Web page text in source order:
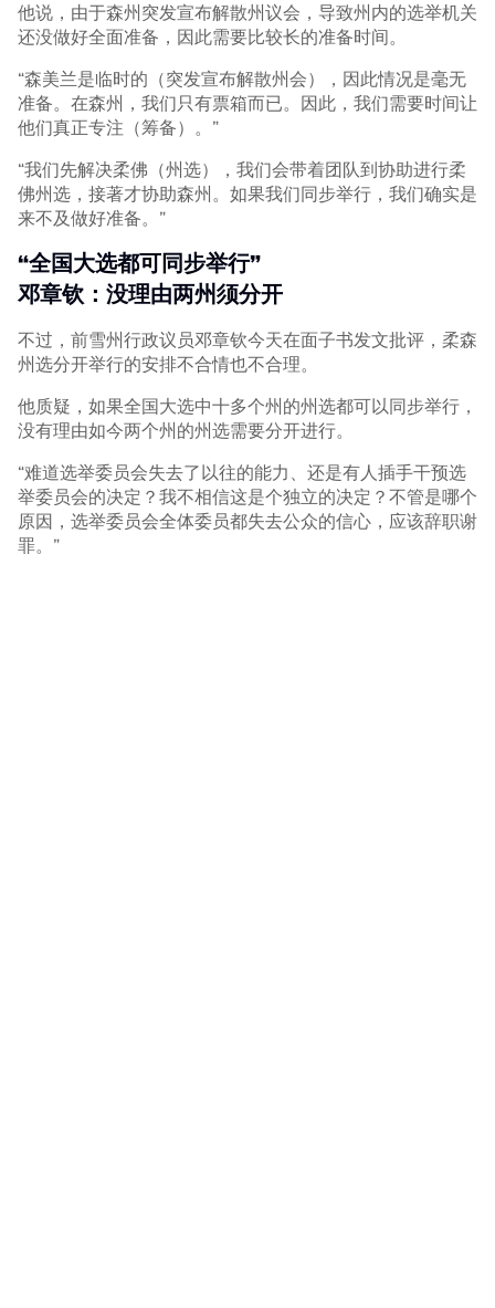
他说，由于森州突发宣布解散州议会，导致州内的选举机关
还没做好全面准备，因此需要比较长的准备时间。
“森美兰是临时的（突发宣布解散州会），因此情况是毫无
准备。在森州，我们只有票箱而已。因此，我们需要时间让
他们真正专注（筹备）。”
“我们先解决柔佛（州选），我们会带着团队到协助进行柔
佛州选，接著才协助森州。如果我们同步举行，我们确实是
来不及做好准备。”
“全国大选都可同步举行”
邓章钦：没理由两州须分开
不过，前雪州行政议员邓章钦今天在面子书发文批评，柔森
州选分开举行的安排不合情也不合理。
他质疑，如果全国大选中十多个州的州选都可以同步举行，
没有理由如今两个州的州选需要分开进行。
“难道选举委员会失去了以往的能力、还是有人插手干预选
举委员会的决定？我不相信这是个独立的决定？不管是哪个
原因，选举委员会全体委员都失去公众的信心，应该辞职谢
罪。”